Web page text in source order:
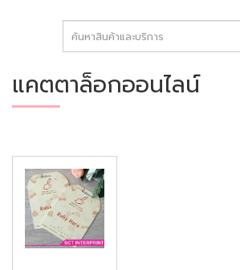
แคตตาล็อกออนไลน์